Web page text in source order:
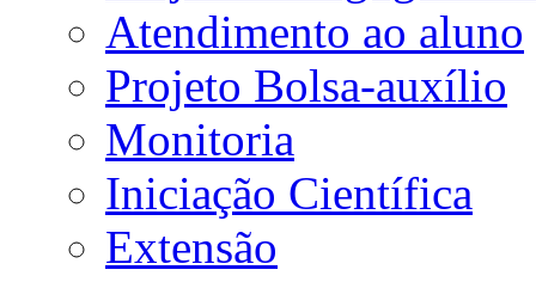
Atendimento ao aluno
Projeto Bolsa-auxílio
Monitoria
Iniciação Científica
Extensão